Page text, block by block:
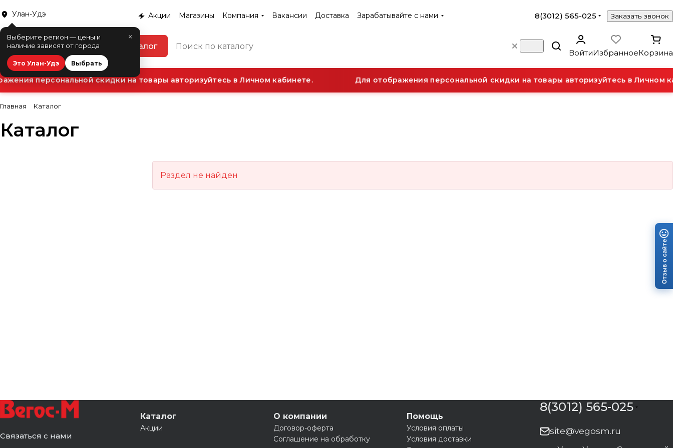
Улан-Удэ
×
Выберите регион — цены и
наличие зависят от города
Это Улан-Удэ Выбрать
Акции Магазины Компания Вакансии Доставка Зарабатывайте с нами 8(3012) 565-025 Заказать звонок
Каталог
ВойтиИзбранноеКорзина
персональной скидки на товары авторизуйтесь в Личном кабинете. Для отображения персональной скидки на товары авторизуйтесь в Личном
Главная Каталог
Каталог
Раздел не найден
Связаться с нами
Каталог
Акции
О компании
Договор-оферта
Соглашение на обработку
Помощь
Условия оплаты
Условия доставки
8(3012) 565-025
site@vegosm.ru
Отзыв о сайте